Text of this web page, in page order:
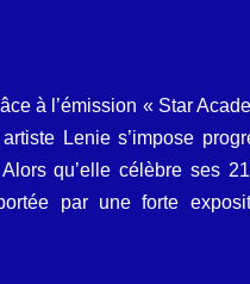
à l’émission « Star
Lenie s’impose
qu’elle célèbre ses
par une forte